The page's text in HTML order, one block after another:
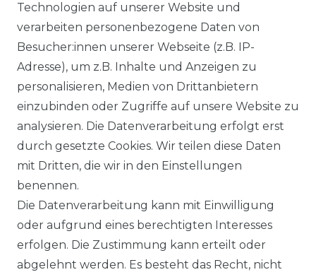
VERSANDARTEN & -KOSTEN
GEWERBETREIBENDE?
HILFE
KONTAKT
ANFAHRT
WIDERRUFS­FORMULAR
HINWEISE ZUR BATTERIEENTSORGUNG
Technologien auf unserer Website und
verarbeiten personenbezogene Daten von
Besucher:innen unserer Webseite (z.B. IP-
Adresse), um z.B. Inhalte und Anzeigen zu
personalisieren, Medien von Drittanbietern
einzubinden oder Zugriffe auf unsere Website zu
analysieren. Die Datenverarbeitung erfolgt erst
durch gesetzte Cookies. Wir teilen diese Daten
mit Dritten, die wir in den Einstellungen
benennen.
Die Datenverarbeitung kann mit Einwilligung
oder aufgrund eines berechtigten Interesses
erfolgen. Die Zustimmung kann erteilt oder
abgelehnt werden. Es besteht das Recht, nicht